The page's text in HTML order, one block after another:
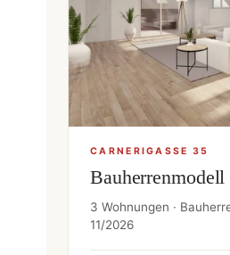
CARNERIGASSE 35
Bauherrenmodell
3 Wohnungen ·
11/2026